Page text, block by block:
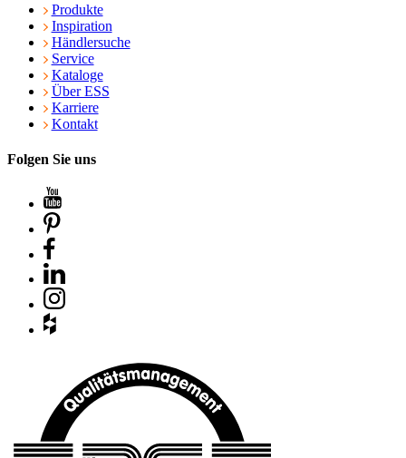
Produkte
Inspiration
Händlersuche
Service
Kataloge
Über ESS
Karriere
Kontakt
Folgen Sie uns